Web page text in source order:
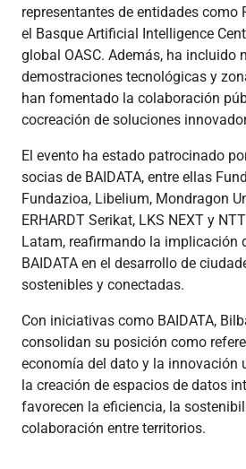
representantes de entidades como
el Basque Artificial Intelligence
global OASC. Además, ha incluido
demostraciones tecnológicas y
han fomentado la colaboración
cocreación de soluciones
El evento ha estado patrocinado
socias de BAIDATA, entre ellas
Fundazioa, Libelium, Mondragon
ERHARDT Serikat, LKS NEXT y
Latam, reafirmando la implicación
BAIDATA en el desarrollo de
sostenibles y conectadas.
Con iniciativas como BAIDATA,
consolidan su posición como
economía del dato y la innovación
la creación de espacios de datos
favorecen la eficiencia, la
colaboración entre territorios.